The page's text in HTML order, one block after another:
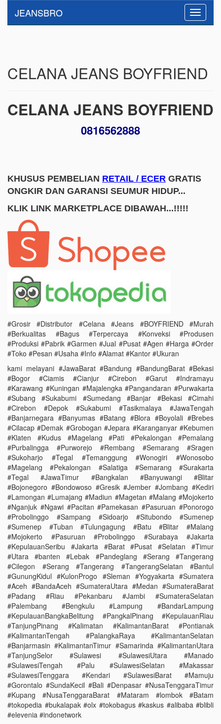
Toggle
JEANSBRO
CELANA JEANS BOYFRIEND
CELANA JEANS BOYFRIEND
0816562888
KHUSUS PEMBELIAN RETAIL / ECER GRATIS
ONGKIR DAN GARANSI SEUMUR HIDUP...
KLIK LINK MARKETPLACE DIBAWAH...!!!!!
#Grosir #Distributor #Celana #Jeans #BOYFRIEND #Murah
#Berkualitas #Bagus #Terpercaya #Konveksi #Produsen
#Produksi #Pabrik #Garmen #Jual #Pusat #Agen #Harga #Order
#Toko #Pesan #Usaha #Info #Alamat #Kantor #Ukuran
kami melayani #JawaBarat #Bandung #BandungBarat #Bekasi
#Bogor #Ciamis #Cianjur #Cirebon #Garut #Indramayu
#Karawang #Kuningan #Majalengka #Pangandaran #Purwakarta
#Subang #Sukabumi #Sumedang #Banjar #Bekasi #Cimahi
#Cirebon #Depok #Sukabumi #Tasikmalaya #JawaTengah
#Banjarnegara #Banyumas #Batang #Blora #Boyolali #Brebes
#Cilacap #Demak #Grobogan #Jepara #Karanganyar #Kebumen
#Klaten #Kudus #Magelang #Pati #Pekalongan #Pemalang
#Purbalingga #Purworejo #Rembang #Semarang #Sragen
#Sukoharjo #Tegal #Temanggung #Wonogiri #Wonosobo
#Magelang #Pekalongan #Salatiga #Semarang #Surakarta
#Tegal #JawaTimur #Bangkalan #Banyuwangi #Blitar
#Bojonegoro #Bondowoso #Gresik #Jember #Jombang #Kediri
#Lamongan #Lumajang #Madiun #Magetan #Malang #Mojokerto
#Nganjuk #Ngawi #Pacitan #Pamekasan #Pasuruan #Ponorogo
#Probolinggo #Sampang #Sidoarjo #Situbondo #Sumenep
#Sumenep #Tuban #Tulungagung #Batu #Blitar #Malang
#Mojokerto #Pasuruan #Probolinggo #Surabaya #Jakarta
#KepulauanSeribu #Jakarta #Barat #Pusat #Selatan #Timur
#Utara #banten #Lebak #Pandeglang #Serang #Tangerang
#Cilegon #Serang #Tangerang #TangerangSelatan #Bantul
#GunungKidul #KulonProgo #Sleman #Yogyakarta #Sumatera
#Aceh #BandaAceh #SumateraUtara #Medan #SumateraBarat
#Padang #Riau #Pekanbaru #Jambi #SumateraSelatan
#Palembang #Bengkulu #Lampung #BandarLampung
#KepulauanBangkaBelitung #PangkalPinang #KepulauanRiau
#TanjungPinang #Kalimatan #KalimantanBarat #Pontianak
#KalimantanTengah #PalangkaRaya #KalimantanSelatan
#Banjarmasin #KalimantanTimur #Samarinda #KalimantanUtara
#TanjungSelor #Sulawesi #SulawesiUtara #Manado
#SulawesiTengah #Palu #SulawesiSelatan #Makassar
#SulawesiTenggara #Kendari #SulawesiBarat #Mamuju
#Gorontalo #SundaKecil #Bali #Denpasar #NusaTenggaraTimur
#Kupang #NusaTenggaraBarat #Mataram #lombok #Batam
#tokopedia #bukalapak #olx #tokobagus #kaskus #alibaba #blibli
#elevenia #indonetwork